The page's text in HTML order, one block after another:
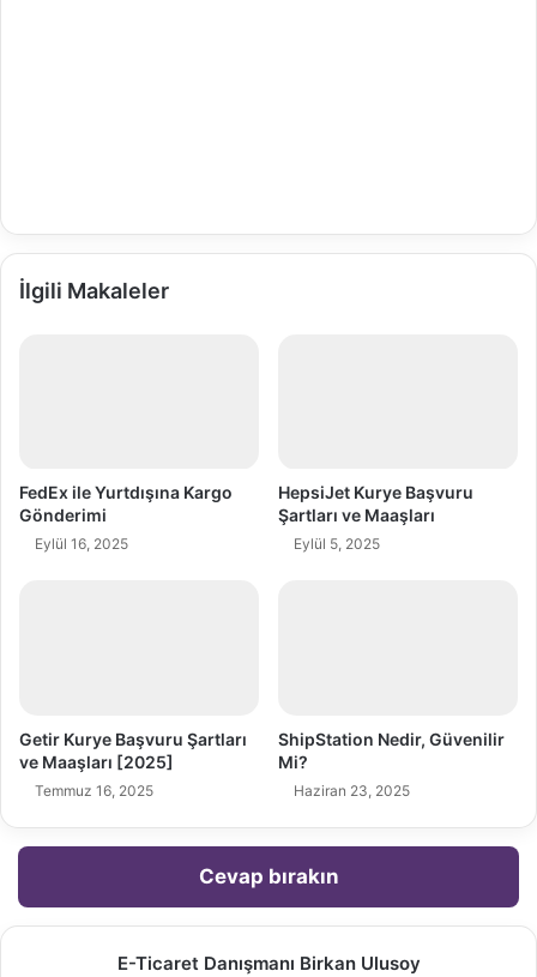
İlgili Makaleler
FedEx ile Yurtdışına Kargo
Gönderimi
Eylül 16, 2025
HepsiJet Kurye Başvuru
Şartları ve Maaşları
Eylül 5, 2025
Getir Kurye Başvuru Şartları
ve Maaşları [2025]
Temmuz 16, 2025
ShipStation Nedir, Güvenilir
Mi?
Haziran 23, 2025
Cevap bırakın
E-Ticaret Danışmanı Birkan Ulusoy